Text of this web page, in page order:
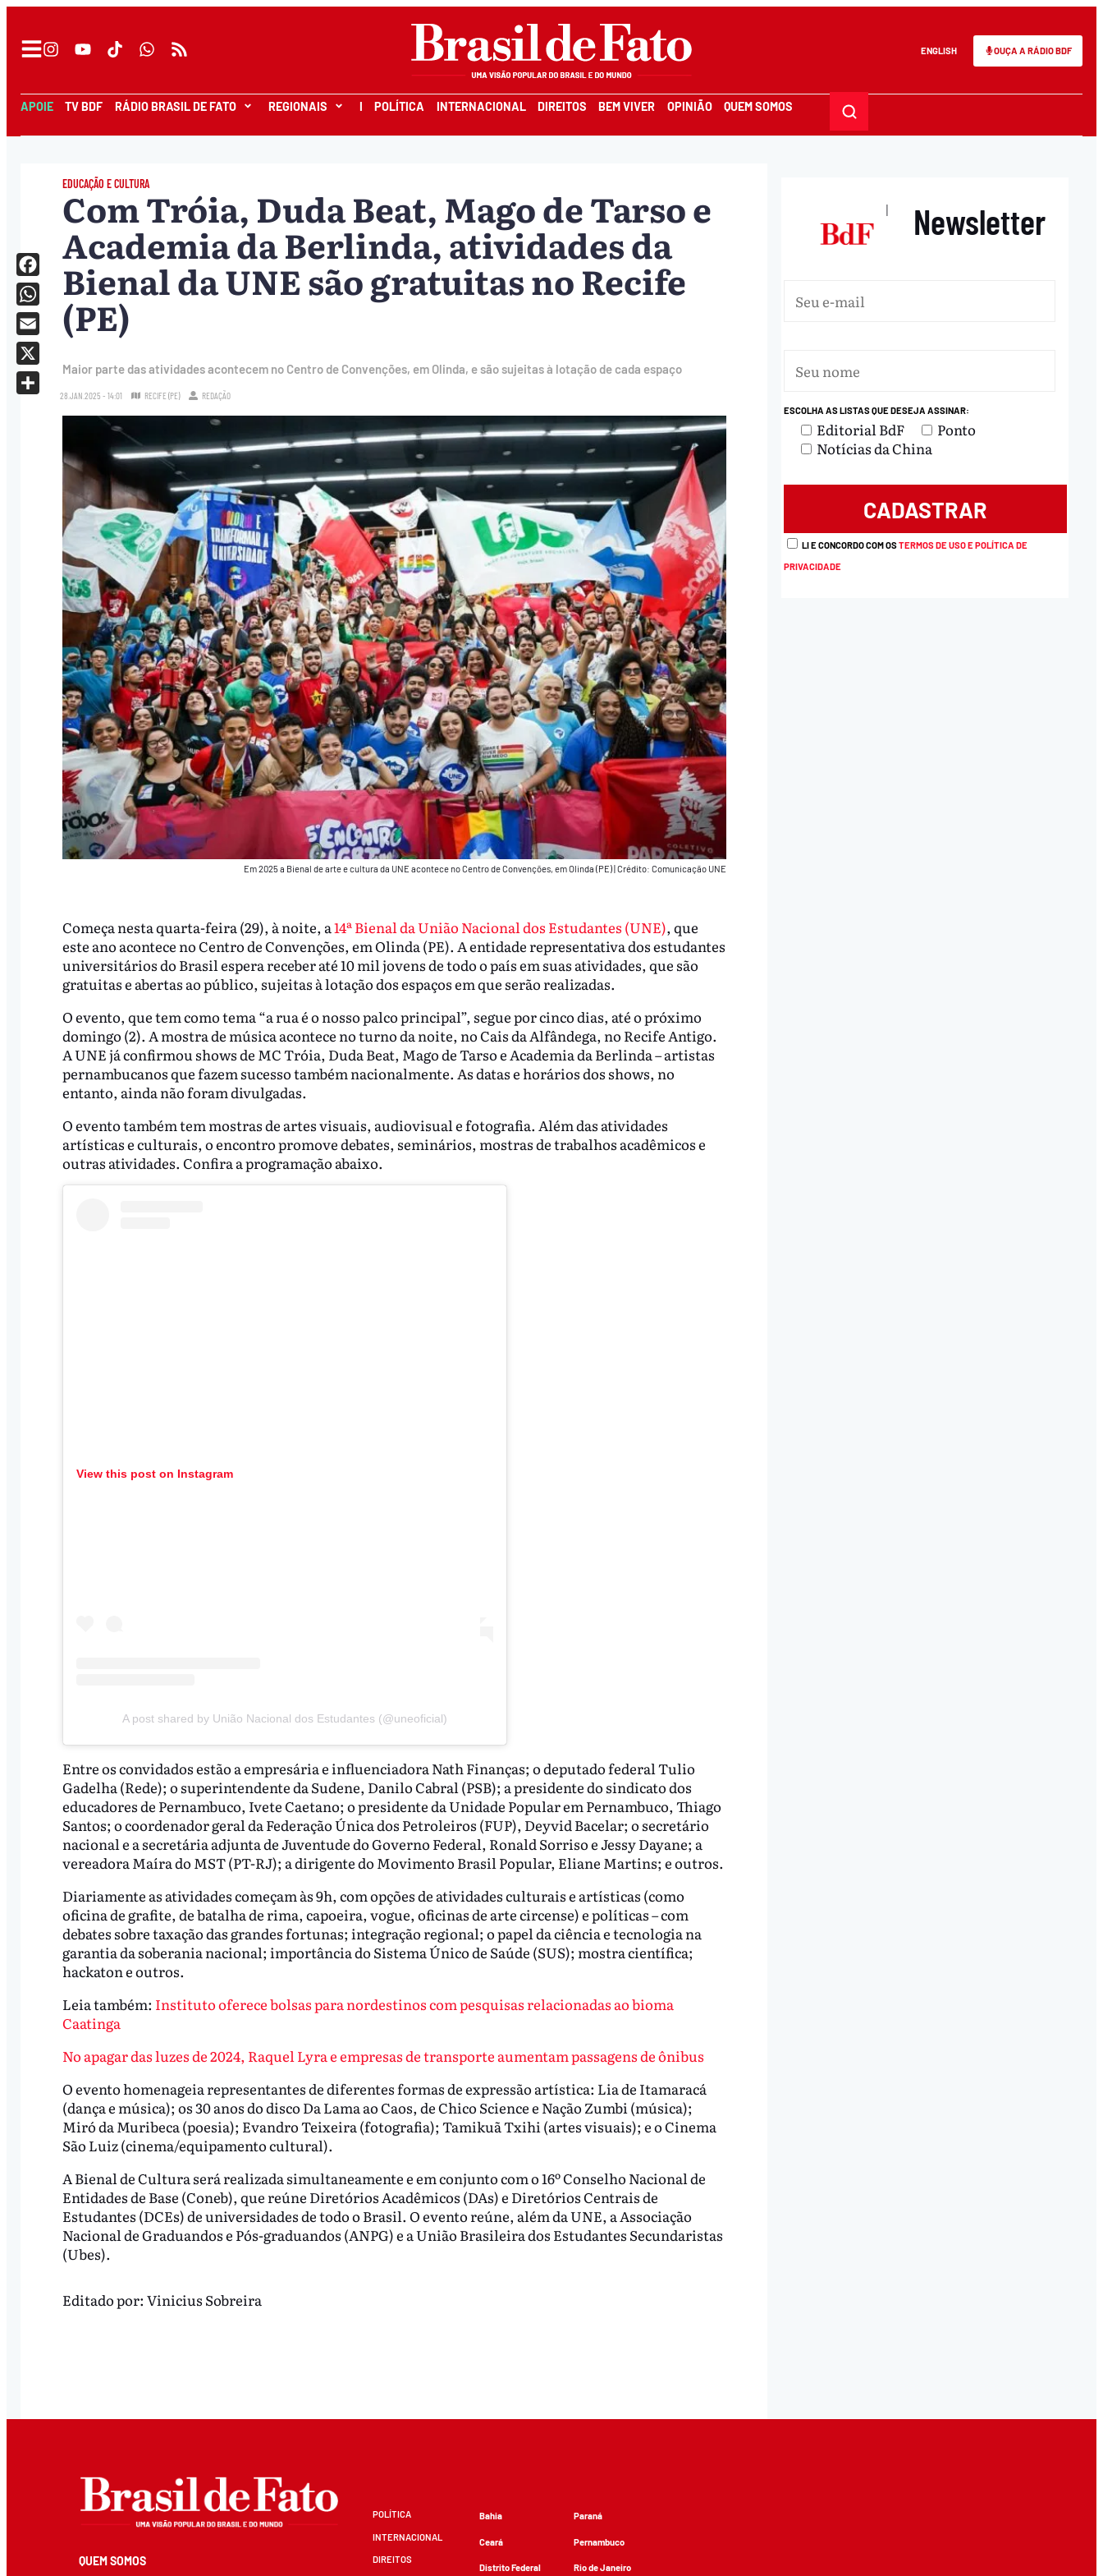
ENGLISH OUÇA A RÁDIO BDF
APOIE TV BDF RÁDIO BRASIL DE FATO REGIONAIS I POLÍTICA INTERNACIONAL DIREITOS BEM VIVER OPINIÃO QUEM SOMOS
EDUCAÇÃO E CULTURA
Com Tróia, Duda Beat, Mago de Tarso e
Academia da Berlinda, atividades da
Bienal da UNE são gratuitas no Recife
(PE)
Maior parte das atividades acontecem no Centro de Convenções, em Olinda, e são sujeitas à lotação de cada espaço
28.JAN.2025 - 14:01 RECIFE (PE) REDAÇÃO
Em 2025 a Bienal de arte e cultura da UNE acontece no Centro de Convenções, em Olinda (PE) Crédito: Comunicação UNE
Começa nesta quarta-feira (29), à noite, a14ª Bienal da União Nacional dos Estudantes (UNE), que
este ano acontece no Centro de Convenções, em Olinda (PE). A entidade representativa dos estudantes
universitários do Brasil espera receber até 10 mil jovens de todo o país em suas atividades, que são
gratuitas e abertas ao público, sujeitas à lotação dos espaços em que serão realizadas.
O evento, que tem como tema “a rua é o nosso palco principal”, segue por cinco dias, até o próximo
domingo (2). A mostra de música acontece no turno da noite, no Cais da Alfândega, no Recife Antigo.
A UNE já confirmou shows de MC Tróia, Duda Beat, Mago de Tarso e Academia da Berlinda – artistas
pernambucanos que fazem sucesso também nacionalmente. As datas e horários dos shows, no
entanto, ainda não foram divulgadas.
O evento também tem mostras de artes visuais, audiovisual e fotografia. Além das atividades
artísticas e culturais, o encontro promove debates, seminários, mostras de trabalhos acadêmicos e
outras atividades. Confira a programação abaixo.
View this post on Instagram
A post shared by União Nacional dos Estudantes (@uneoficial)
Entre os convidados estão a empresária e influenciadora Nath Finanças; o deputado federal Tulio
Gadelha (Rede); o superintendente da Sudene, Danilo Cabral (PSB); a presidente do sindicato dos
educadores de Pernambuco, Ivete Caetano; o presidente da Unidade Popular em Pernambuco, Thiago
Santos; o coordenador geral da Federação Única dos Petroleiros (FUP), Deyvid Bacelar; o secretário
nacional e a secretária adjunta de Juventude do Governo Federal, Ronald Sorriso e Jessy Dayane; a
vereadora Maíra do MST (PT-RJ); a dirigente do Movimento Brasil Popular, Eliane Martins; e outros.
Diariamente as atividades começam às 9h, com opções de atividades culturais e artísticas (como
oficina de grafite, de batalha de rima, capoeira, vogue, oficinas de arte circense) e políticas – com
debates sobre taxação das grandes fortunas; integração regional; o papel da ciência e tecnologia na
garantia da soberania nacional; importância do Sistema Único de Saúde (SUS); mostra científica;
hackaton e outros.
Leia também: Instituto oferece bolsas para nordestinos com pesquisas relacionadas ao bioma
Caatinga
No apagar das luzes de 2024, Raquel Lyra e empresas de transporte aumentam passagens de ônibus
O evento homenageia representantes de diferentes formas de expressão artística: Lia de Itamaracá
(dança e música); os 30 anos do disco Da Lama ao Caos, de Chico Science e Nação Zumbi (música);
Miró da Muribeca (poesia); Evandro Teixeira (fotografia); Tamikuã Txihi (artes visuais); e o Cinema
São Luiz (cinema/equipamento cultural).
A Bienal de Cultura será realizada simultaneamente e em conjunto com o 16º Conselho Nacional de
Entidades de Base (Coneb), que reúne Diretórios Acadêmicos (DAs) e Diretórios Centrais de
Estudantes (DCEs) de universidades de todo o Brasil. O evento reúne, além da UNE, a Associação
Nacional de Graduandos e Pós-graduandos (ANPG) e a União Brasileira dos Estudantes Secundaristas
(Ubes).
Facebook
WhatsApp
Email
X
Editado por: Vinicius Sobreira
| Newsletter
ESCOLHA AS LISTAS QUE DESEJA ASSINAR:
Editorial BdF
Ponto
Notícias da China
LI E CONCORDO COM OSTERMOS DE USO E POLÍTICA DE
PRIVACIDADE
QUEM SOMOS
POLÍTICA
INTERNACIONAL
DIREITOS
Bahia
Ceará
Distrito Federal
Paraná
Pernambuco
Rio de Janeiro